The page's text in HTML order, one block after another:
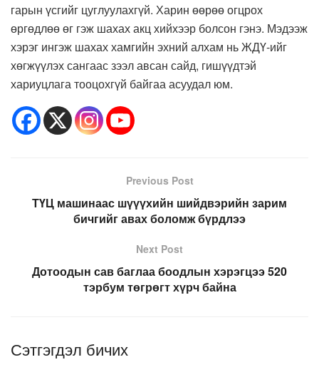
гарын үсгийг цуглуулахгүй. Харин өөрөө огцрох
өргөдлөө өг гэж шахах акц хийхээр болсон гэнэ. Мэдээж
хэрэг ингэж шахах хамгийн эхний алхам нь ЖДҮ-ийг
хөгжүүлэх сангаас зээл авсан сайд, гишүүдтэй
хариуцлага тооцохгүй байгаа асуудал юм.
Previous Post
ТҮЦ машинаас шүүүхийн шийдвэрийн зарим
бичгийг авах боломж бүрдлээ
Next Post
Дотоодын сав баглаа боодлын хэрэгцээ 520
тэрбум төгрөгт хүрч байна
Сэтгэгдэл бичих